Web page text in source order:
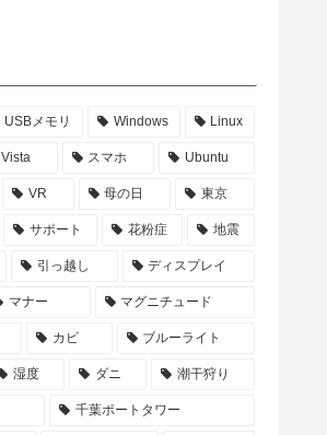
USBメモリ Windows Linux
Vista スマホ Ubuntu
VR 母の日 東京
サポート 花粉症 地震
引っ越し ディスプレイ
マナー マグニチュード
カビ ブルーライト
湿度 ダニ 潮干狩り
千葉ポートタワー